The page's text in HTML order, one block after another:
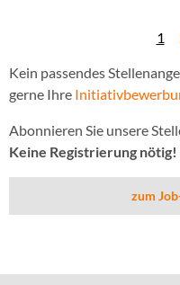
1
Kein passendes
gerne Ihre
Abonnieren Sie unsere
Keine Registrierung nötig!
zum